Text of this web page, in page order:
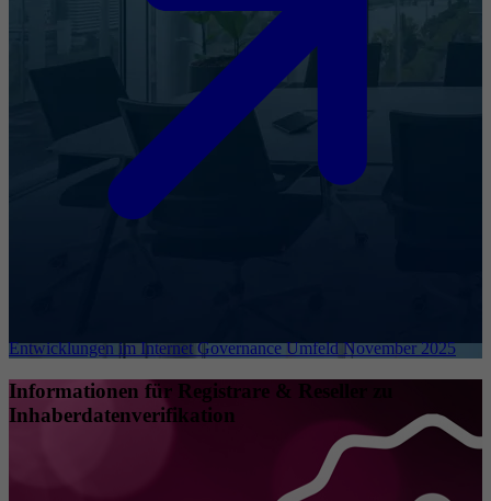
Entwicklungen im Internet Governance Umfeld November 2025
Informationen für Registrare & Reseller zu
Inhaberdatenverifikation